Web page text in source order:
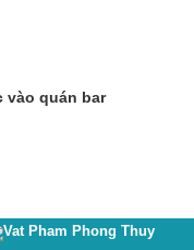
vào quán bar